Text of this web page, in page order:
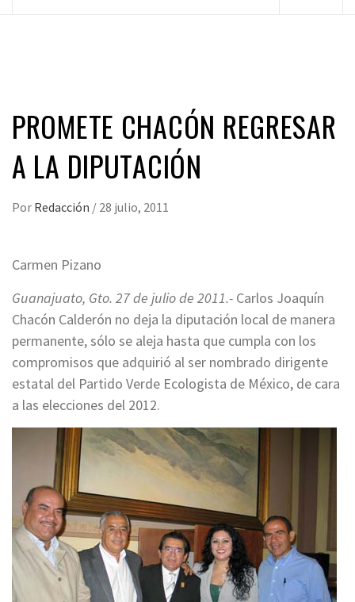
PROMETE CHACÓN REGRESAR
A LA DIPUTACIÓN
Por Redacción / 28 julio, 2011
Carmen Pizano
Guanajuato, Gto. 27 de julio de 2011.- Carlos Joaquín
Chacón Calderón no deja la diputación local de manera
permanente, sólo se aleja hasta que cumpla con los
compromisos que adquirió al ser nombrado dirigente
estatal del Partido Verde Ecologista de México, de cara
a las elecciones del 2012.